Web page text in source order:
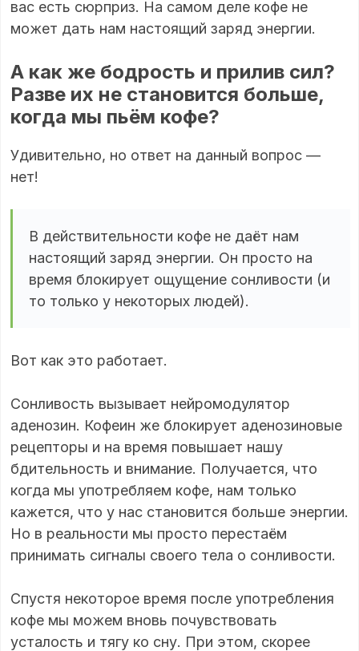
вас есть сюрприз. На самом деле кофе не
может дать нам настоящий заряд энергии.
А как же бодрость и прилив сил?
Разве их не становится больше,
когда мы пьём кофе?
Удивительно, но ответ на данный вопрос —
нет!
В действительности кофе не даёт нам
настоящий заряд энергии. Он просто на
время блокирует ощущение сонливости (и
то только у некоторых людей).
Вот как это работает.
Сонливость вызывает нейромодулятор
аденозин. Кофеин же блокирует аденозиновые
рецепторы и на время повышает нашу
бдительность и внимание. Получается, что
когда мы употребляем кофе, нам только
кажется, что у нас становится больше энергии.
Но в реальности мы просто перестаём
принимать сигналы своего тела о сонливости.
Спустя некоторое время после употребления
кофе мы можем вновь почувствовать
усталость и тягу ко сну. При этом, скорее